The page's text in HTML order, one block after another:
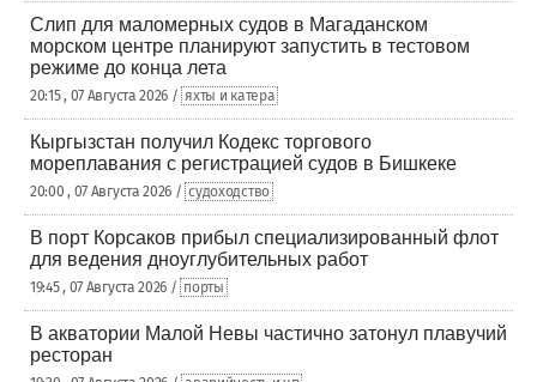
Слип для маломерных судов в Магаданском
морском центре планируют запустить в тестовом
режиме до конца лета
20:15 , 07 Августа 2026 / яхты и катера
Кыргызстан получил Кодекс торгового
мореплавания с регистрацией судов в Бишкеке
20:00 , 07 Августа 2026 / судоходство
В порт Корсаков прибыл специализированный флот
для ведения дноуглубительных работ
19:45 , 07 Августа 2026 / порты
В акватории Малой Невы частично затонул плавучий
ресторан